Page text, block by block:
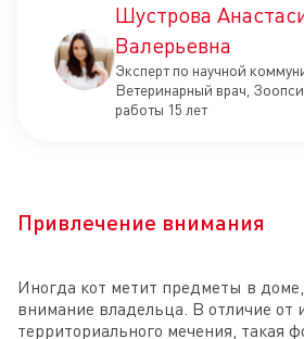
Шустрова
Валерьевна
Эксперт по научной
Ветеринарный врач,
работы 15 лет
Привлечение внимания
Иногда кот метит предметы в
внимание владельца. В отличие от
территориального мечения, такая